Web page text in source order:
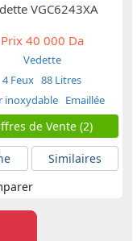
VGC6243XA
Prix40 000 Da
Vedette
4 Feux 88 Litres
inoxydable Emaillée
de Vente (2)
Similaires